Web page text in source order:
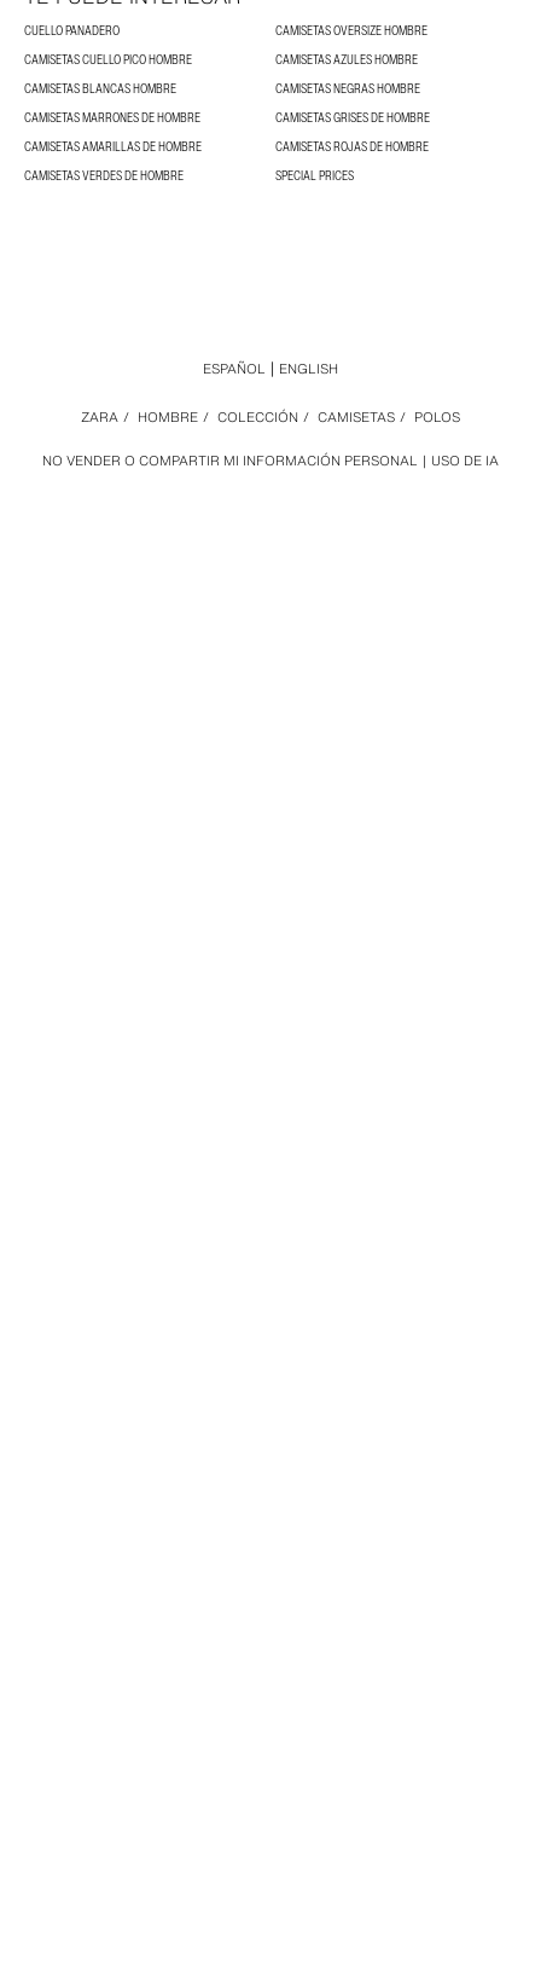
CUELLO PANADERO
CAMISETAS OVERSIZE HOMBRE
CAMISETAS CUELLO PICO HOMBRE
CAMISETAS AZULES HOMBRE
CAMISETAS BLANCAS HOMBRE
CAMISETAS NEGRAS HOMBRE
CAMISETAS MARRONES DE HOMBRE
CAMISETAS GRISES DE HOMBRE
CAMISETAS AMARILLAS DE HOMBRE
CAMISETAS ROJAS DE HOMBRE
CAMISETAS VERDES DE HOMBRE
SPECIAL PRICES
NO VENDER O COMPARTIR MI INFORMACIÓN PERSONAL USO DE IA
ZARA / HOMBRE / COLECCIÓN / CAMISETAS / POLOS
ESPAÑOL ENGLISH